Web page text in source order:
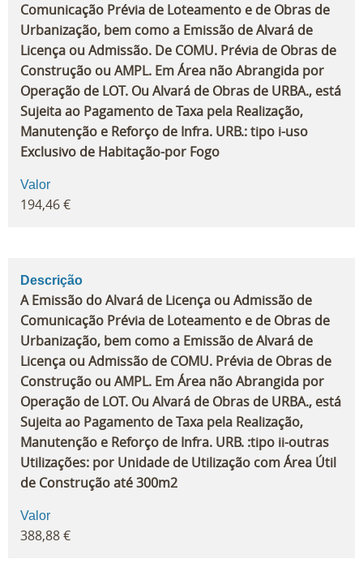
Comunicação Prévia de Loteamento e de Obras de
Urbanização, bem como a Emissão de Alvará de
Licença ou Admissão. De COMU. Prévia de Obras de
Construção ou AMPL. Em Área não Abrangida por
Operação de LOT. Ou Alvará de Obras de URBA., está
Sujeita ao Pagamento de Taxa pela Realização,
Manutenção e Reforço de Infra. URB.: tipo i-uso
Exclusivo de Habitação-por Fogo
Valor
194,46 €
Descrição
A Emissão do Alvará de Licença ou Admissão de
Comunicação Prévia de Loteamento e de Obras de
Urbanização, bem como a Emissão de Alvará de
Licença ou Admissão de COMU. Prévia de Obras de
Construção ou AMPL. Em Área não Abrangida por
Operação de LOT. Ou Alvará de Obras de URBA., está
Sujeita ao Pagamento de Taxa pela Realização,
Manutenção e Reforço de Infra. URB. :tipo ii-outras
Utilizações: por Unidade de Utilização com Área Útil
de Construção até 300m2
Valor
388,88 €